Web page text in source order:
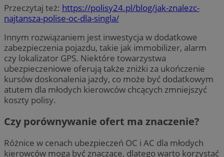
Przeczytaj też: https://polisy24.pl/blog/jak-znalezc-
najtansza-polise-oc-dla-singla/
Innym rozwiązaniem jest inwestycja w dodatkowe
zabezpieczenia pojazdu, takie jak immobilizer, alarm
czy lokalizator GPS. Niektóre towarzystwa
ubezpieczeniowe oferują także zniżki za ukończenie
kursów doskonalenia jazdy, co może być dodatkowym
atutem dla młodych kierowców chcących zmniejszyć
koszty polisy.
Czy porównywanie ofert ma znaczenie?
Różnice w cenach ubezpieczeń OC i AC dla młodych
kierowców mogą być znaczące, dlatego warto korzystać